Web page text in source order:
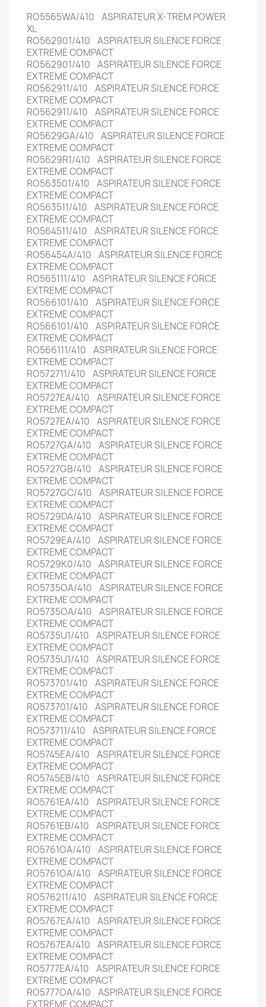
RO5565WA/410 ASPIRATEUR X-TREM POWER
XL
RO562901/410 ASPIRATEUR SILENCE FORCE
EXTREME COMPACT
RO562901/410 ASPIRATEUR SILENCE FORCE
EXTREME COMPACT
RO562911/410 ASPIRATEUR SILENCE FORCE
EXTREME COMPACT
RO562911/410 ASPIRATEUR SILENCE FORCE
EXTREME COMPACT
RO5629GA/410 ASPIRATEUR SILENCE FORCE
EXTREME COMPACT
RO5629R1/410 ASPIRATEUR SILENCE FORCE
EXTREME COMPACT
RO563501/410 ASPIRATEUR SILENCE FORCE
EXTREME COMPACT
RO563511/410 ASPIRATEUR SILENCE FORCE
EXTREME COMPACT
RO564511/410 ASPIRATEUR SILENCE FORCE
EXTREME COMPACT
RO56454A/410 ASPIRATEUR SILENCE FORCE
EXTREME COMPACT
RO565111/410 ASPIRATEUR SILENCE FORCE
EXTREME COMPACT
RO566101/410 ASPIRATEUR SILENCE FORCE
EXTREME COMPACT
RO566101/410 ASPIRATEUR SILENCE FORCE
EXTREME COMPACT
RO566111/410 ASPIRATEUR SILENCE FORCE
EXTREME COMPACT
RO572711/410 ASPIRATEUR SILENCE FORCE
EXTREME COMPACT
RO5727EA/410 ASPIRATEUR SILENCE FORCE
EXTREME COMPACT
RO5727EA/410 ASPIRATEUR SILENCE FORCE
EXTREME COMPACT
RO5727GA/410 ASPIRATEUR SILENCE FORCE
EXTREME COMPACT
RO5727GB/410 ASPIRATEUR SILENCE FORCE
EXTREME COMPACT
RO5727GC/410 ASPIRATEUR SILENCE FORCE
EXTREME COMPACT
RO5729DA/410 ASPIRATEUR SILENCE FORCE
EXTREME COMPACT
RO5729EA/410 ASPIRATEUR SILENCE FORCE
EXTREME COMPACT
RO5729K0/410 ASPIRATEUR SILENCE FORCE
EXTREME COMPACT
RO5735OA/410 ASPIRATEUR SILENCE FORCE
EXTREME COMPACT
RO5735OA/410 ASPIRATEUR SILENCE FORCE
EXTREME COMPACT
RO5735U1/410 ASPIRATEUR SILENCE FORCE
EXTREME COMPACT
RO5735U1/410 ASPIRATEUR SILENCE FORCE
EXTREME COMPACT
RO573701/410 ASPIRATEUR SILENCE FORCE
EXTREME COMPACT
RO573701/410 ASPIRATEUR SILENCE FORCE
EXTREME COMPACT
RO573711/410 ASPIRATEUR SILENCE FORCE
EXTREME COMPACT
RO5745EA/410 ASPIRATEUR SILENCE FORCE
EXTREME COMPACT
RO5745EB/410 ASPIRATEUR SILENCE FORCE
EXTREME COMPACT
RO5761EA/410 ASPIRATEUR SILENCE FORCE
EXTREME COMPACT
RO5761EB/410 ASPIRATEUR SILENCE FORCE
EXTREME COMPACT
RO5761OA/410 ASPIRATEUR SILENCE FORCE
EXTREME COMPACT
RO5761OA/410 ASPIRATEUR SILENCE FORCE
EXTREME COMPACT
RO576211/410 ASPIRATEUR SILENCE FORCE
EXTREME COMPACT
RO5767EA/410 ASPIRATEUR SILENCE FORCE
EXTREME COMPACT
RO5767EA/410 ASPIRATEUR SILENCE FORCE
EXTREME COMPACT
RO5777EA/410 ASPIRATEUR SILENCE FORCE
EXTREME COMPACT
RO5777OA/410 ASPIRATEUR SILENCE FORCE
EXTREME COMPACT